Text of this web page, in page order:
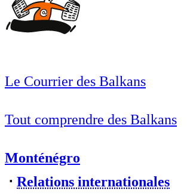
Le Courrier des Balkans
Tout comprendre des Balkans
Monténégro
⋅ Relations internationales